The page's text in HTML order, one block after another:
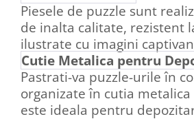
Piesele de puzzle sunt
de inalta calitate, rezistent
ilustrate cu imagini
Cutie Metalica pentru
Pastrati-va puzzle-urile în
organizate în cutia metalica
este ideala pentru